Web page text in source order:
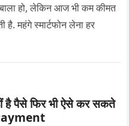
हो, लेकिन आज भी कम कीमत
है. महंगे स्मार्टफोन लेना हर
है पैसे फिर भी ऐसे कर सकते